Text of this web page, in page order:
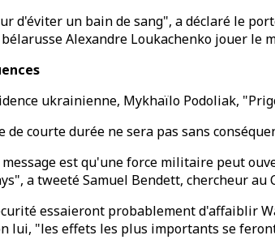
d'éviter un bain de sang", a déclaré le
Alexandre Loukachenko jouer le
ukrainienne, Mykhaïlo Podoliak,
courte durée ne sera pas sans
est qu'une force militaire peut
a tweeté Samuel Bendett, chercheur au
essaieront probablement d'affaiblir
lui, "les effets les plus importants se